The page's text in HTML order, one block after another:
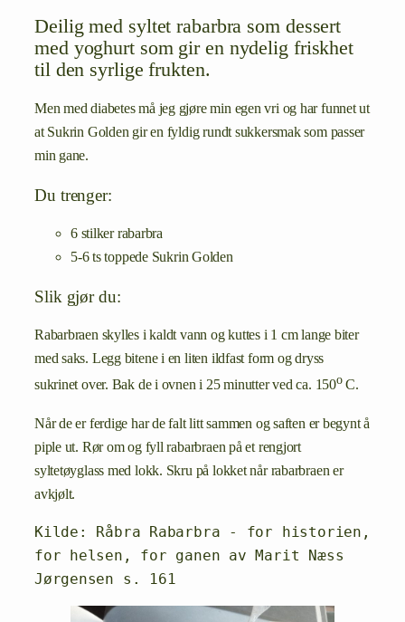
Deilig med syltet rabarbra som dessert
med yoghurt som gir en nydelig friskhet
til den syrlige frukten.
Men med diabetes må jeg gjøre min egen vri og har funnet ut
at Sukrin Golden gir en fyldig rundt sukkersmak som passer
min gane.
Du trenger:
6 stilker rabarbra
5-6 ts toppede Sukrin Golden
Slik gjør du:
Rabarbraen skylles i kaldt vann og kuttes i 1 cm lange biter
med saks. Legg bitene i en liten ildfast form og dryss
sukrinet over. Bak de i ovnen i 25 minutter ved ca. 150oC.
Når de er ferdige har de falt litt sammen og saften er begynt å
piple ut. Rør om og fyll rabarbraen på et rengjort
syltetøyglass med lokk. Skru på lokket når rabarbraen er
avkjølt.
Kilde: Råbra Rabarbra - for historien,
for helsen, for ganen av Marit Næss
Jørgensen s. 161